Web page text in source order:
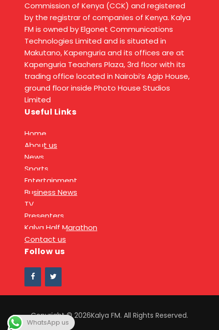
Commission of Kenya (CCK) and registered
by the registrar of companies of Kenya. Kalya
FM is owned by Elgonet Communications
Technologies Limited and is situated in
Makutano, Kapenguria and its offices are at
Kapenguria Teachers Plaza, 3rd floor with its
trading office located in Nairobi’s Agip House,
ground floor inside Photo House Studios
Limited
Useful Links
Home
About us
News
Sports
Entertainment
Business News
TV
Presenters
Kalya Half Marathon
Contact us
Follow us
Copyright © 2026Kalya FM. All Rights Reserved.
WhatsApp us